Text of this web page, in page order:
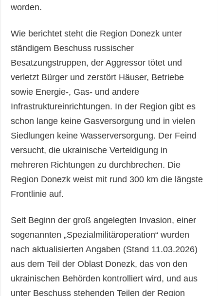
worden.
Wie berichtet steht die Region Donezk unter
ständigem Beschuss russischer
Besatzungstruppen, der Aggressor tötet und
verletzt Bürger und zerstört Häuser, Betriebe
sowie Energie-, Gas- und andere
Infrastruktureinrichtungen. In der Region gibt es
schon lange keine Gasversorgung und in vielen
Siedlungen keine Wasserversorgung. Der Feind
versucht, die ukrainische Verteidigung in
mehreren Richtungen zu durchbrechen. Die
Region Donezk weist mit rund 300 km die längste
Frontlinie auf.
Seit Beginn der groß angelegten Invasion, einer
sogenannten „Spezialmilitäroperation“ wurden
nach aktualisierten Angaben (Stand 11.03.2026)
aus dem Teil der Oblast Donezk, das von den
ukrainischen Behörden kontrolliert wird, und aus
unter Beschuss stehenden Teilen der Region